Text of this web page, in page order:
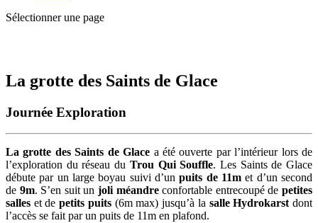
Sélectionner une page
La grotte des Saints de Glace
Journée Exploration
La grotte des Saints de Glace a été ouverte par l’intérieur lors de
l’exploration du réseau du Trou Qui Souffle. Les Saints de Glace
débute par un large boyau suivi d’unpuits de 11m et d’un second
de 9m. S’en suit unjoli méandreconfortable entrecoupé depetites
salles et depetits puits(6m max) jusqu’à la salle Hydrokarstdont
l’accès se fait par un puits de 11m en plafond.